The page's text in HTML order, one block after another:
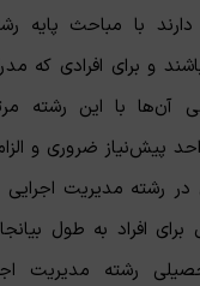
دارند با مباحث پایه
و برای افرادی که
آن‌ها با این رشته
پیش‌نیاز ضروری و
در رشته مدیریت
افراد به طول
رشته مدیریت